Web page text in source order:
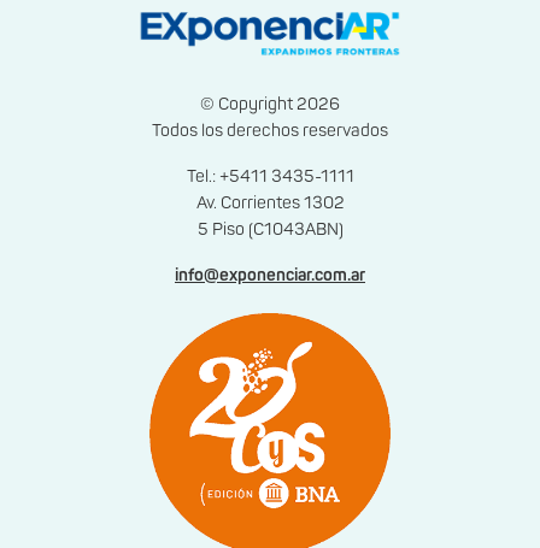
© Copyright 2026
Todos los derechos reservados
Tel.: +5411 3435-1111
Av. Corrientes 1302
5 Piso (C1043ABN)
info@exponenciar.com.ar